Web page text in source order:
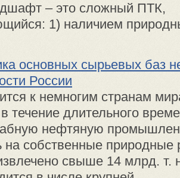
– это сложный ПТК,
1) наличием
основных сырьевых баз
России
к немногим странам
течение длительного
нефтяную
на собственные природные
свыше 14 млрд. т.